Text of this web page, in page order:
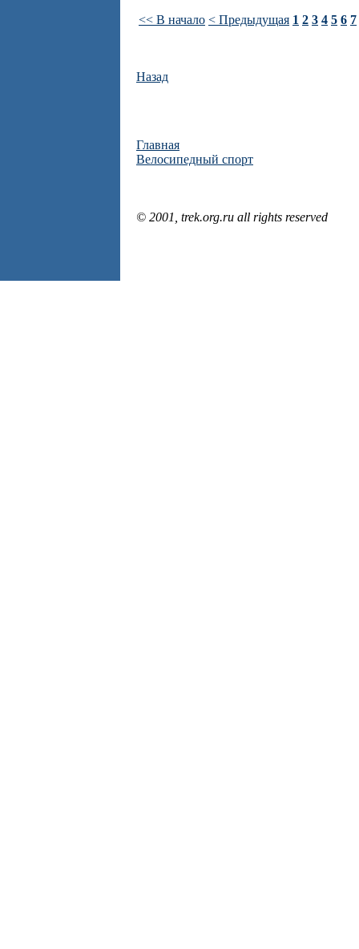
<< В начало < Предыдущая 1 2 3 4 5 6 7
Назад
Главная
Велосипедный спорт
© 2001, trek.org.ru all rights reserved